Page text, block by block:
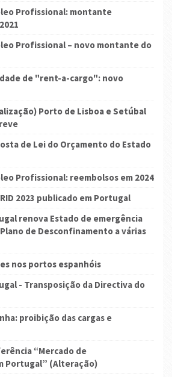
Profissional: montante
Profissional – novo montante do
de "rent-a-cargo": novo
Porto de Lisboa e Setúbal
de Lei do Orçamento do Estado
Profissional: reembolsos em 2024
2023 publicado em Portugal
renova Estado de emergência
de Desconfinamento a várias
nos portos espanhóis
- Transposição da Directiva do
proibição das cargas e
“Mercado de
Portugal” (Alteração)